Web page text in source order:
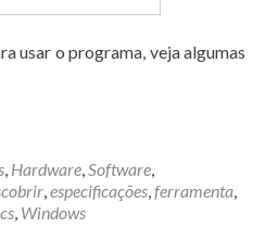
usar o programa, veja algumas
Hardware Software
especificações ferramenta
Windows